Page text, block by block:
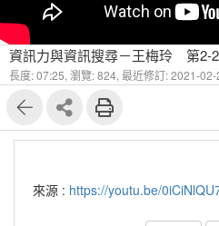
長度: 07:25, 瀏覽: 824, 最近修訂: 2021-02-
來源 : https://youtu.be/